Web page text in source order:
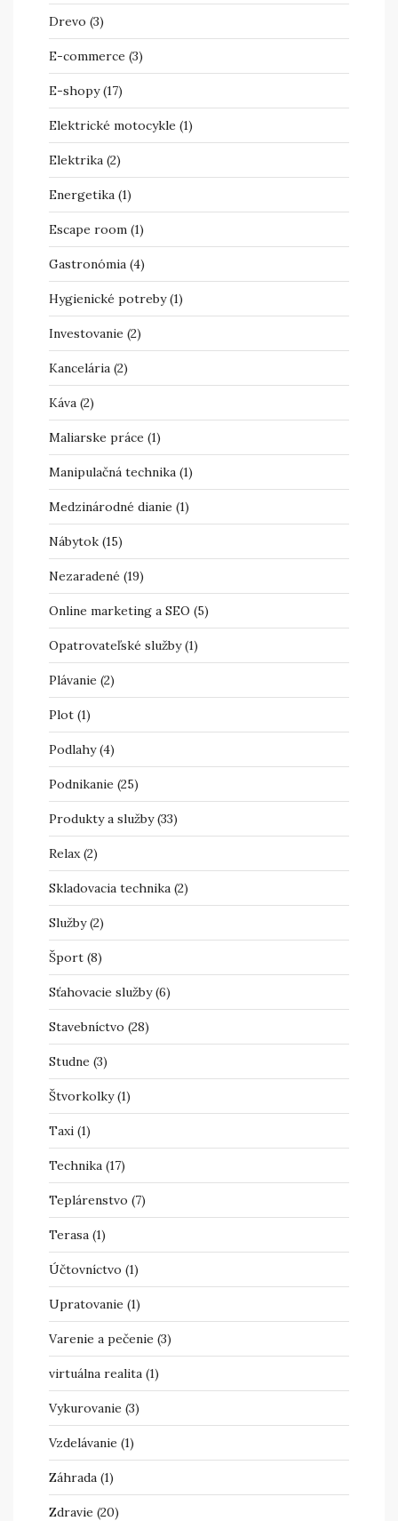
Drevo (3)
E-commerce (3)
E-shopy(17)
Elektrické motocykle (1)
Elektrika (2)
Energetika (1)
Escape room (1)
Gastronómia (4)
Hygienické potreby(1)
Investovanie (2)
Kancelária (2)
Káva (2)
Maliarske práce (1)
Manipulačná technika (1)
Medzinárodné dianie (1)
Nábytok (15)
Nezaradené (19)
Online marketing a SEO (5)
Opatrovateľské služby(1)
Plávanie (2)
Plot (1)
Podlahy(4)
Podnikanie (25)
Produkty a služby(33)
Relax(2)
Skladovacia technika (2)
Služby(2)
Šport (8)
Sťahovacie služby(6)
Stavebníctvo (28)
Studne (3)
Štvorkolky(1)
Taxi (1)
Technika (17)
Teplárenstvo (7)
Terasa (1)
Účtovníctvo (1)
Upratovanie (1)
Varenie a pečenie (3)
virtuálna realita (1)
Vykurovanie (3)
Vzdelávanie (1)
Záhrada (1)
Zdravie (20)